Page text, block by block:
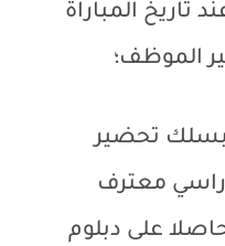
عمره 45 سنة عند تاريخ المباراة
الموظف؛
بسلك تحضير
معترف
على دبلوم